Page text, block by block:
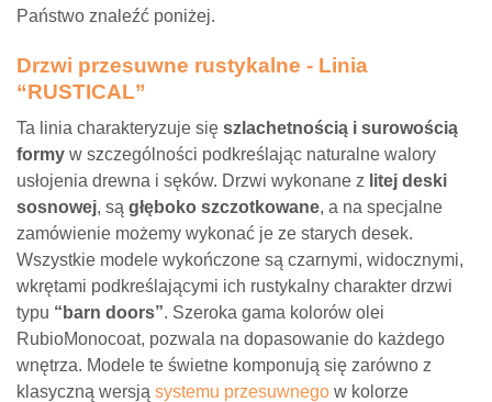
Państwo znaleźć poniżej.
Drzwi przesuwne rustykalne - Linia
“RUSTICAL”
Ta linia charakteryzuje się szlachetnością i surowością
formy w szczególności podkreślając naturalne walory
usłojenia drewna i sęków. Drzwi wykonane z litej deski
sosnowej, są głęboko szczotkowane, a na specjalne
zamówienie możemy wykonać je ze starych desek.
Wszystkie modele wykończone są czarnymi, widocznymi,
wkrętami podkreślającymi ich rustykalny charakter drzwi
typu “barn doors”. Szeroka gama kolorów olei
RubioMonocoat, pozwala na dopasowanie do każdego
wnętrza. Modele te świetne komponują się zarówno z
klasyczną wersją systemu przesuwnego w kolorze